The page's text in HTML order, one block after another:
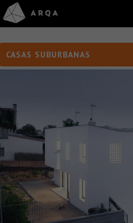
CASAS SUBURBANAS